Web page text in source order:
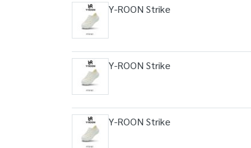
Y-ROON Strike
Y-ROON Strike
Y-ROON Strike